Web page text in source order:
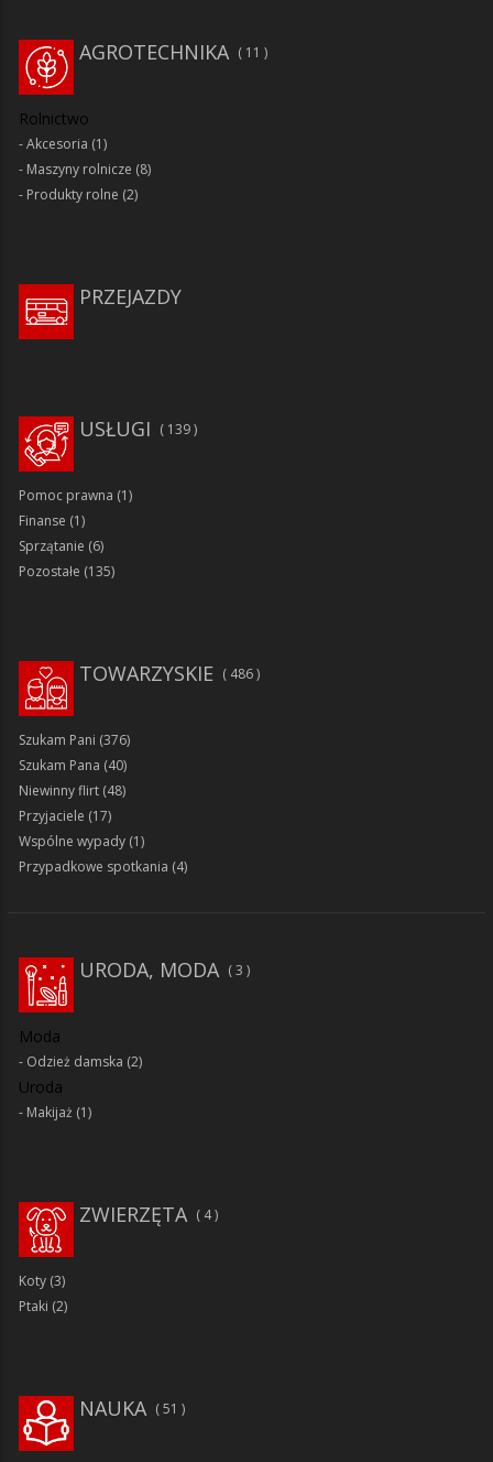
AGROTECHNIKA 11
Rolnictwo
Akcesoria (1)
Maszyny rolnicze (8)
Produkty rolne (2)
PRZEJAZDY
139
USŁUGI
Pomoc prawna (1)
Finanse (1)
Sprzątanie (6)
Pozostałe (135)
TOWARZYSKIE 486
Szukam Pani (376)
Szukam Pana (40)
Niewinny flirt (48)
Przyjaciele (17)
Wspólne wypady (1)
Przypadkowe spotkania (4)
URODA, MODA 3
Moda
Odzież damska (2)
Uroda
Makijaż (1)
ZWIERZĘTA 4
Koty (3)
Ptaki (2)
51
NAUKA